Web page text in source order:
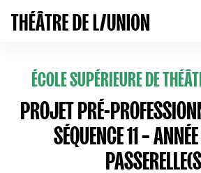
ÉCOLE SUPÉRIEURE DE
PROJET PRÉ-
SÉQUENCE 11 –